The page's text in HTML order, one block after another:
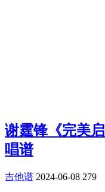
谢霆锋《完美
唱谱
吉他谱 2024-06-08 279